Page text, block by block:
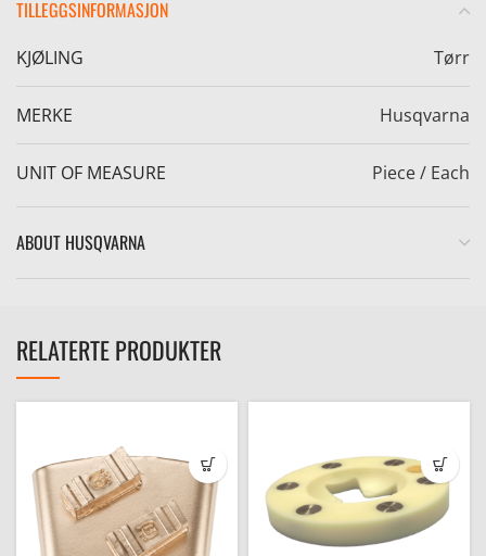
TILLEGGSINFORMASJON
KJØLING Tørr
MERKE Husqvarna
UNIT OF MEASURE Piece / Each
ABOUT HUSQVARNA
RELATERTE PRODUKTER